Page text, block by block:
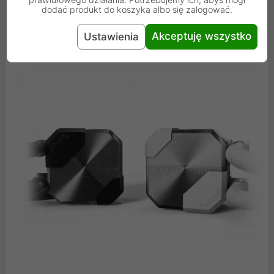
Dodatkowo, wysokiej jakości materiały użyte do
produkcji gwarantują trwałość i ponadczasowy styl.
dodać produkt do koszyka albo się zalogować.
Ustawienia Akceptuję wszystko